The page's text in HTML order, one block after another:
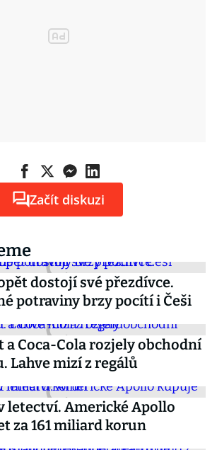
Začít diskuzi
dostojí své přezdívce.
potraviny brzy pocítí i Češi
a Coca-Cola rozjely obchodní
Lahve mizí z regálů
letectví. Americké Apollo
za 161 miliard korun